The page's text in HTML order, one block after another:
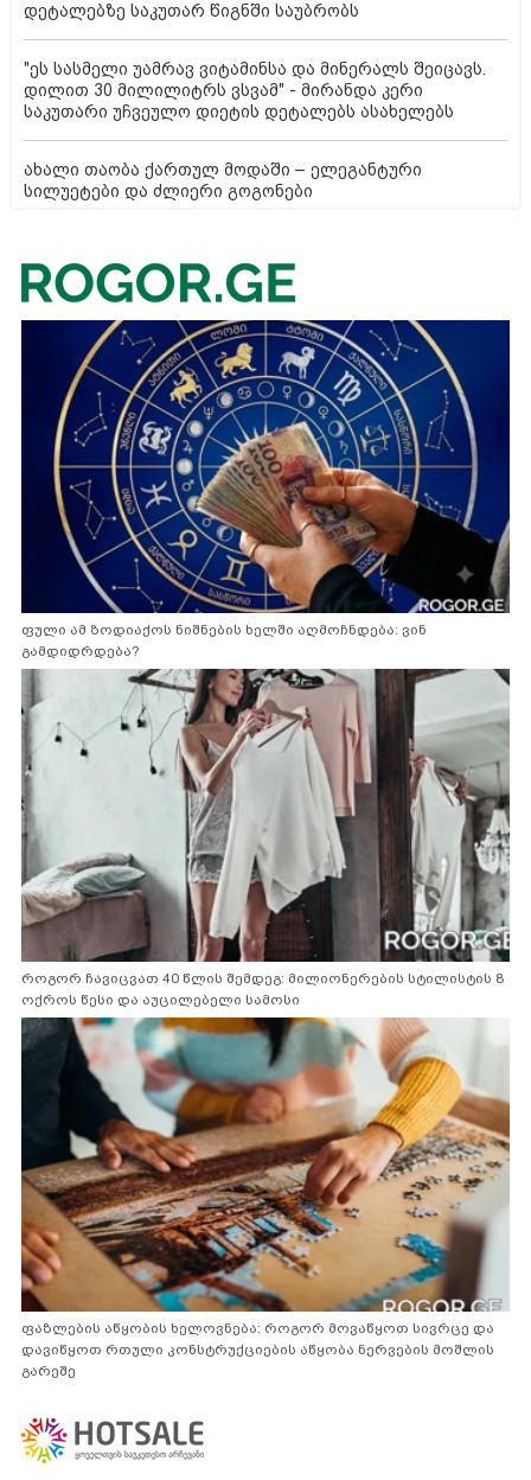
დეტალებზე საკუთარ წიგნში საუბრობს
"ეს სასმელი უამრავ ვიტამინსა და მინერალს შეიცავს.
დილით 30 მილილიტრს ვსვამ" - მირანდა კერი
საკუთარი უჩვეულო დიეტის დეტალებს ასახელებს
ახალი თაობა ქართულ მოდაში – ელეგანტური
სილუეტები და ძლიერი გოგონები
ფული ამ ზოდიაქოს ნიშნების ხელში აღმოჩნდება: ვინ
გამდიდრდება?
როგორ ჩავიცვათ 40 წლის შემდეგ: მილიონერების სტილისტის 8
ოქროს წესი და აუცილებელი სამოსი
ფაზლების აწყობის ხელოვნება: როგორ მოვაწყოთ სივრცე და
დავიწყოთ რთული კონსტრუქციების აწყობა ნერვების მოშლის
გარეშე